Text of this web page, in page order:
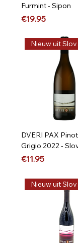
Furmint - Sipon
Price
€19.95
DVERI PAX
Grigio 2022 -
Price
€11.95